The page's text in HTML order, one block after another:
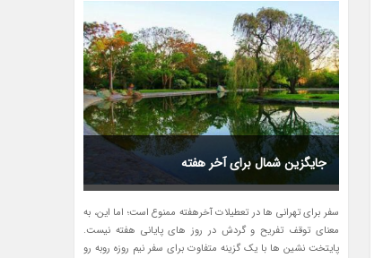
جایگزین شمال برای آخر هفته
سفر برای تهرانی ها در تعطیلات آخرهفته ممنوع است؛ اما این، به
معنای توقف تفریح و گردش در روز های پایانی هفته نیست.
پایتخت نشین ها با یک گزینه متفاوت برای سفر نیم روزه روبه رو